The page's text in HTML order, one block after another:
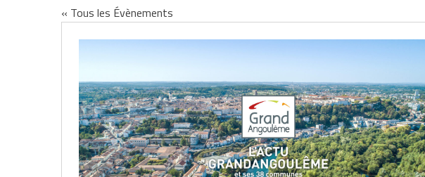
« Tous les Évènements